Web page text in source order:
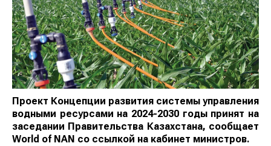
Проект Концепции развития системы управления
водными ресурсами на 2024-2030 годы принят на
заседании Правительства Казахстана, сообщает
World of NAN со ссылкой на кабинет министров.